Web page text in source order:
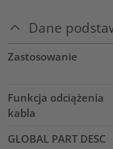
Dane
Zastosowanie
Funkcja odciążenia
kabla
GLOBAL PART DESC